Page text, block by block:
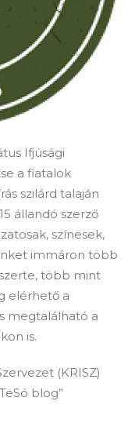
Ifjúsági
a fiatalok
szilárd talaján
állandó szerző
színesek,
immáron több
több mint
elérhető a
megtalálható a
is.
(KRISZ)
blog”